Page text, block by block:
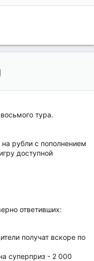
тура.
рубли с пополнением
доступной
ответивших:
получат вскоре по
суперприз - 2 000